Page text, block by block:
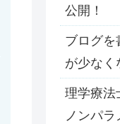
公開！
ブログを
が少なく
理学療法
ノンパ